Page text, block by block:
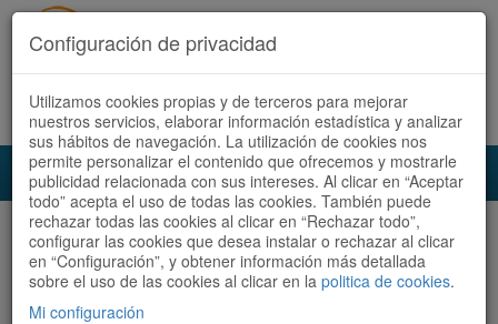
Acceder Registrate ahora Español | Català
Audioruta Todas las rutas
Todas las rutas
Ordenar por: Más recientes /
Configuración de privacidad
Utilizamos cookies propias y de terceros para mejorar
nuestros servicios, elaborar información estadística y analizar
sus hábitos de navegación. La utilización de cookies nos
permite personalizar el contenido que ofrecemos y mostrarle
publicidad relacionada con sus intereses. Al clicar en “Aceptar
todo” acepta el uso de todas las cookies. También puede
rechazar todas las cookies al clicar en “Rechazar todo”,
configurar las cookies que desea instalar o rechazar al clicar
en “Configuración”, y obtener información más detallada
sobre el uso de las cookies al clicar en la politica de cookies.
Mi configuración